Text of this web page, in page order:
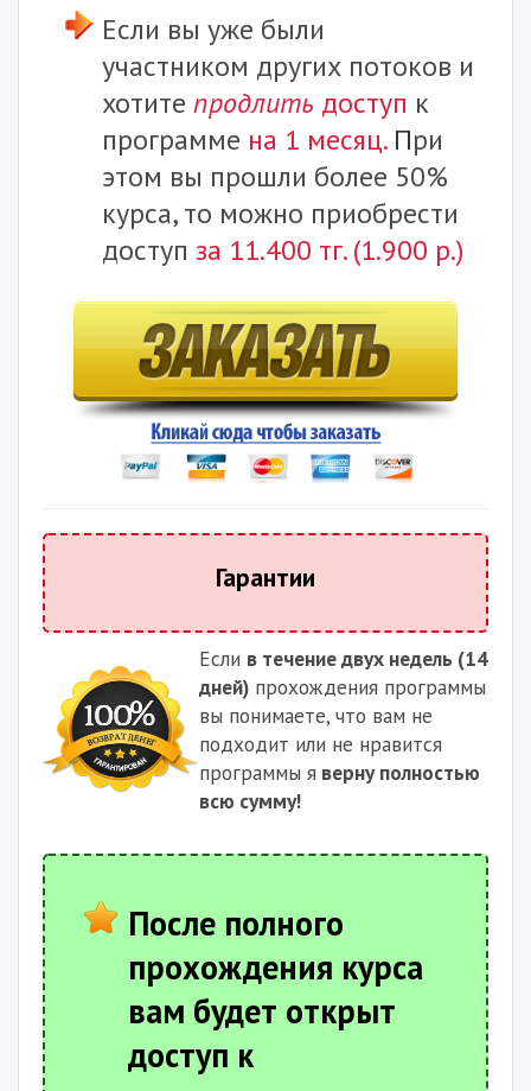
Если вы уже были
участником других потоков и
хотите продлить доступ к
программе на 1 месяц. При
этом вы прошли более 50%
курса, то можно приобрести
доступ за 11.400 тг. (1.900 р.)
Гарантии
Если в течение двух недель (14
дней) прохождения программы
вы понимаете, что вам не
подходит или не нравится
программы я верну полностью
всю сумму!
После полного
прохождения курса
вам будет открыт
доступ к